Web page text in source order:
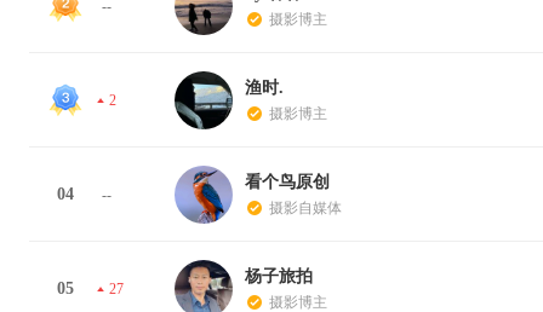
--
摄影博主
2
渔时.
摄影博主
04 --
看个鸟原创
摄影自媒体
05 27
杨子旅拍
摄影博主